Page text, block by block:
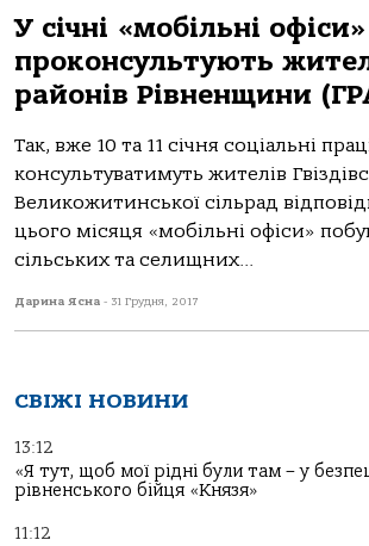
У січні «мобільні офіси»
проконсультують
районів Рівненщини
Так, вже 10 та 11 січня соціальні
консультуватимуть жителів
Великожитинської сільрад
цього місяця «мобільні офіси»
сільських та селищних...
Дарина Ясна - 31 Грудня, 2017
СВІЖІ НОВИНИ
13:12
«Я тут, щоб мої рідні були там – у
рівненського бійця «Князя»
11:12